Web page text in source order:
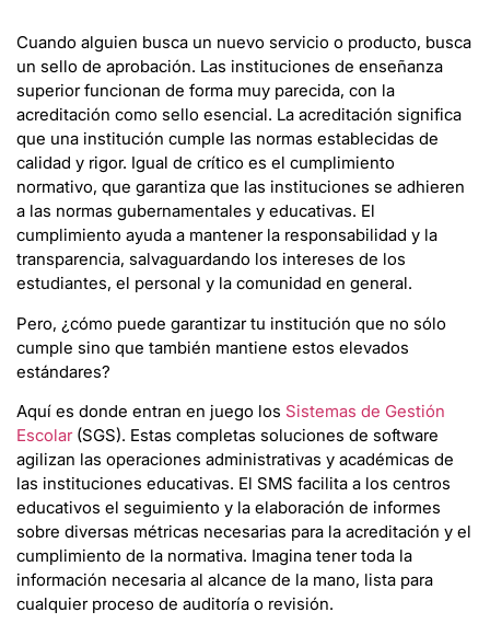
Cuando alguien busca un nuevo servicio o producto, busca
un sello de aprobación. Las instituciones de enseñanza
superior funcionan de forma muy parecida, con la
acreditación como sello esencial. La acreditación significa
que una institución cumple las normas establecidas de
calidad y rigor. Igual de crítico es el cumplimiento
normativo, que garantiza que las instituciones se adhieren
a las normas gubernamentales y educativas. El
cumplimiento ayuda a mantener la responsabilidad y la
transparencia, salvaguardando los intereses de los
estudiantes, el personal y la comunidad en general.
Pero, ¿cómo puede garantizar tu institución que no sólo
cumple sino que también mantiene estos elevados
estándares?
Aquí es donde entran en juego los Sistemas de Gestión
Escolar(SGS). Estas completas soluciones de software
agilizan las operaciones administrativas y académicas de
las instituciones educativas. El SMS facilita a los centros
educativos el seguimiento y la elaboración de informes
sobre diversas métricas necesarias para la acreditación y el
cumplimiento de la normativa. Imagina tener toda la
información necesaria al alcance de la mano, lista para
cualquier proceso de auditoría o revisión.